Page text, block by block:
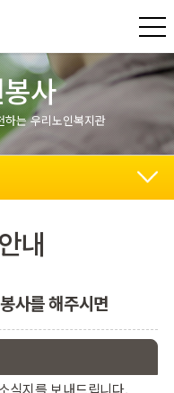
사
하는 우리노인복지관
내
사를 해주시면
식지를 보내드립니다.